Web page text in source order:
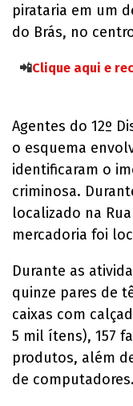
pirataria em um
do Brás, no
📲Clique aqui e
Agentes do 12º
o esquema
identificaram o
criminosa.
localizado na
mercadoria foi
Durante as
quinze pares de
caixas com
5 mil ítens), 157
produtos, além
de computadores.